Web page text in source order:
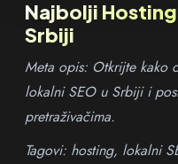
Najbolji Hosting
Srbiji
Meta opis: Otkrijte kako
lokalni SEO u Srbiji i
pretraživačima.
Tagovi: hosting, lokalni